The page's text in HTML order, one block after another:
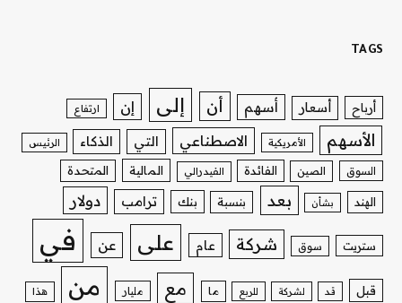
TAGS
أرباح أسعار أسهم أن إلى إن ارتفاع
الأسهم الأمريكية الاصطناعي التي الذكاء الرئيس
السوق الصين الفائدة الفيدرالي المالية المتحدة
الهند بشأن بعد بنسبة بنك ترامب دولار
ستريت سوق شركة عام على عن في
قبل قد لشركة للربع ما مع مليار من هذا